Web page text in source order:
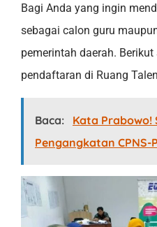
Bagi Anda yang ingin
sebagai calon guru
pemerintah daerah.
pendaftaran di Ruang
Baca:
Kata Prabowo!
Pengangkatan CPNS-